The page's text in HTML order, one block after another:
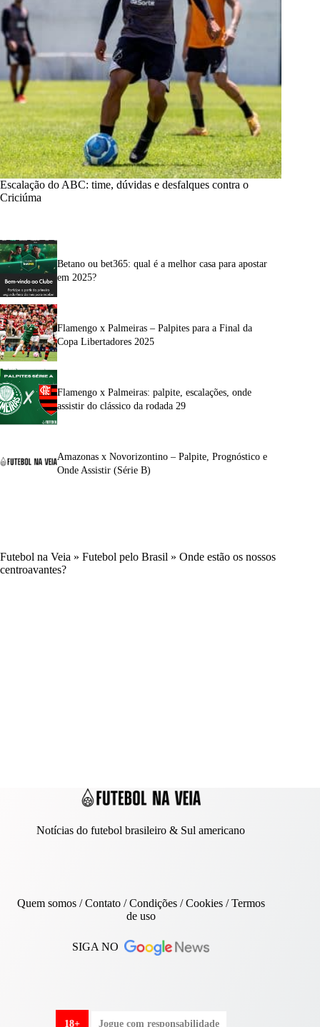
Escalação do ABC: time, dúvidas e desfalques contra o
Criciúma
Betano ou bet365: qual é a melhor casa para apostar
em 2025?
Flamengo x Palmeiras – Palpites para a Final da
Copa Libertadores 2025
Flamengo x Palmeiras: palpite, escalações, onde
assistir do clássico da rodada 29
Amazonas x Novorizontino – Palpite, Prognóstico e
Onde Assistir (Série B)
Futebol na Veia » Futebol pelo Brasil » Onde estão os nossos
centroavantes?
Notícias do futebol brasileiro & Sul americano
Quem somos/Contato/ Condições /Cookies/Termos
de uso
SIGA NO
18+ Jogue com responsabilidade